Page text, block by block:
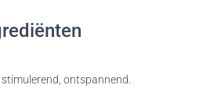
ontspannend.